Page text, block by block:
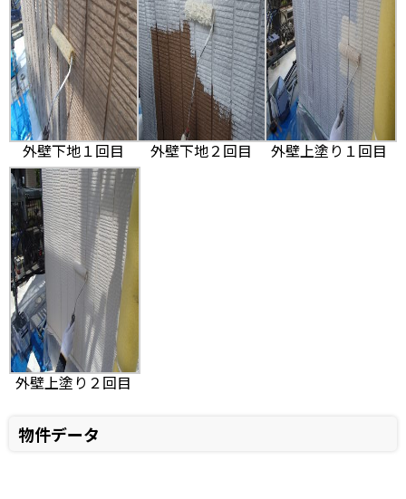
外壁下地１回目 外壁下地２回目 外壁上塗り１回目
外壁上塗り２回目
物件データ